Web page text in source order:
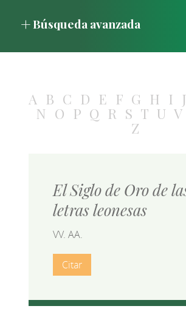
Búsqueda avanzada
A B C D E F G H I J
N O P Q R S T U V
Z
El Siglo de Oro de
letras leonesas
VV. AA.
Citar